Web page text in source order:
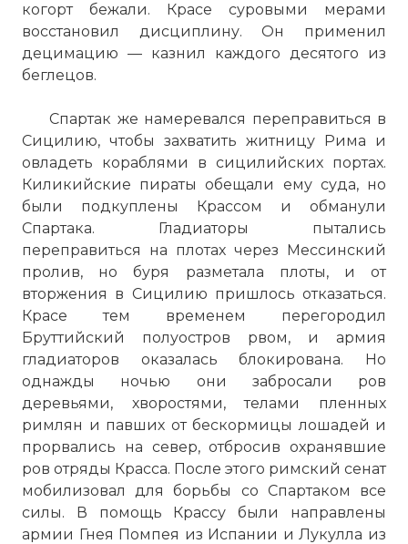
когорт бежали. Красе суровыми мерами
восстановил дисциплину. Он применил
децимацию — казнил каждого десятого из
беглецов.
Спартак же намеревался переправиться в
Сицилию, чтобы захватить житницу Рима и
овладеть кораблями в сицилийских портах.
Киликийские пираты обещали ему суда, но
были подкуплены Крассом и обманули
Спартака. Гладиаторы пытались
переправиться на плотах через Мессинский
пролив, но буря разметала плоты, и от
вторжения в Сицилию пришлось отказаться.
Красе тем временем перегородил
Бруттийский полуостров рвом, и армия
гладиаторов оказалась блокирована. Но
однажды ночью они забросали ров
деревьями, хворостями, телами пленных
римлян и павших от бескормицы лошадей и
прорвались на север, отбросив охранявшие
ров отряды Красса. После этого римский сенат
мобилизовал для борьбы со Спартаком все
силы. В помощь Крассу были направлены
армии Гнея Помпея из Испании и Лукулла из